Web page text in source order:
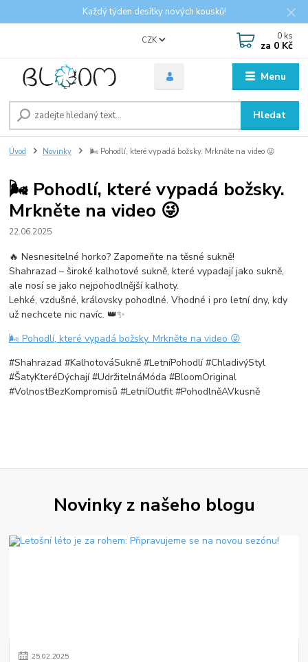
Každý týden desítky nových kousků!
Menu
CZK
Hledat
0 ks
za 0 Kč
Úvod Novinky 🌬 Pohodlí, které vypadá božsky. Mrkněte na video 😜
🌬 Pohodlí, které vypadá božsky.
Mrkněte na video 😜
22.06.2025
🔥 Nesnesitelné horko? Zapomeňte na těsné sukně!
Shahrazad – široké kalhotové sukně, které vypadají jako sukně,
ale nosí se jako nejpohodlnější kalhoty.
Lehké, vzdušné, královsky pohodlné. Vhodné i pro letní dny, kdy
už nechcete nic navíc. 👑✨
🌬 Pohodlí, které vypadá božsky. Mrkněte na video 😜
#Shahrazad #KalhotováSukně #LetníPohodlí #ChladivýStyl
#ŠatyKteréDýchají #UdržitelnáMóda #BloomOriginal
#VolnostBezKompromisů #LetníOutfit #PohodlněAVkusně
Novinky z našeho blogu
25.02.2025